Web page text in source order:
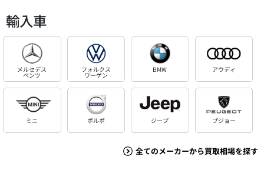
輸入車
メルセデス
ベンツ
フォルクス
ワーゲン
BMW アウディ
ミニ ボルボ ジープ プジョー
全てのメーカーから買取相場を探す